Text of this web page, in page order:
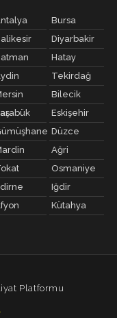
Bursa
Diyarbakir
Hatay
Tekirdağ
Bilecik
Eskişehir
Düzce
Ağri
Osmaniye
Iğdir
Kütahya
Platformu